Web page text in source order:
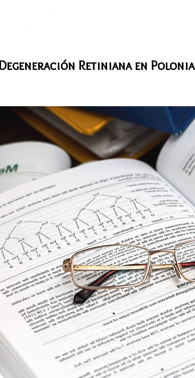
Retiniana en Polonia